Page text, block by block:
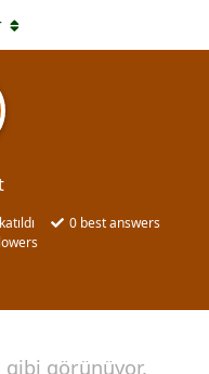
0 best answers
gibi görünüyor.